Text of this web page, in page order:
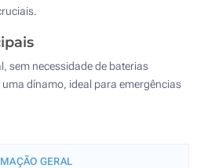
sem necessidade de baterias
uma dínamo, ideal para emergências
GERAL